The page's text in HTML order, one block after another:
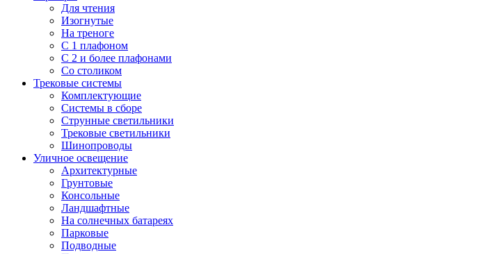
Для чтения
Изогнутые
На треноге
С 1 плафоном
С 2 и более плафонами
Со столиком
Трековые системы
Комплектующие
Системы в сборе
Струнные светильники
Трековые светильники
Шинопроводы
Уличное освещение
Архитектурные
Грунтовые
Консольные
Ландшафтные
На солнечных батареях
Парковые
Подводные